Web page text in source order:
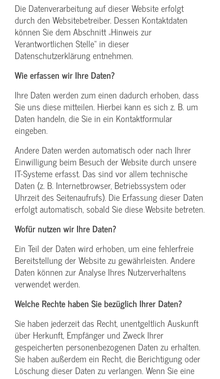
Die Datenverarbeitung auf dieser Website erfolgt
durch den Websitebetreiber. Dessen Kontaktdaten
können Sie dem Abschnitt „Hinweis zur
Verantwortlichen Stelle“ in dieser
Datenschutzerklärung entnehmen.
Wie erfassen wir Ihre Daten?
Ihre Daten werden zum einen dadurch erhoben, dass
Sie uns diese mitteilen. Hierbei kann es sich z. B. um
Daten handeln, die Sie in ein Kontaktformular
eingeben.
Andere Daten werden automatisch oder nach Ihrer
Einwilligung beim Besuch der Website durch unsere
IT-Systeme erfasst. Das sind vor allem technische
Daten (z. B. Internetbrowser, Betriebssystem oder
Uhrzeit des Seitenaufrufs). Die Erfassung dieser Daten
erfolgt automatisch, sobald Sie diese Website betreten.
Wofür nutzen wir Ihre Daten?
Ein Teil der Daten wird erhoben, um eine fehlerfreie
Bereitstellung der Website zu gewährleisten. Andere
Daten können zur Analyse Ihres Nutzerverhaltens
verwendet werden.
Welche Rechte haben Sie bezüglich Ihrer Daten?
Sie haben jederzeit das Recht, unentgeltlich Auskunft
über Herkunft, Empfänger und Zweck Ihrer
gespeicherten personenbezogenen Daten zu erhalten.
Sie haben außerdem ein Recht, die Berichtigung oder
Löschung dieser Daten zu verlangen. Wenn Sie eine